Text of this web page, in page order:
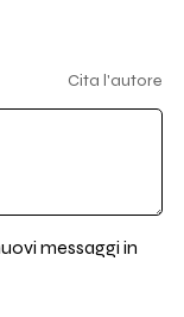
Cita l'autore
messaggi in